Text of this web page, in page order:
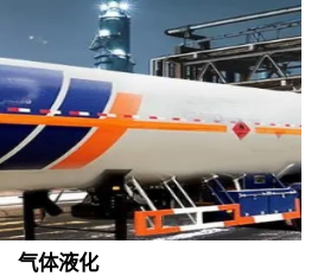
气体液化